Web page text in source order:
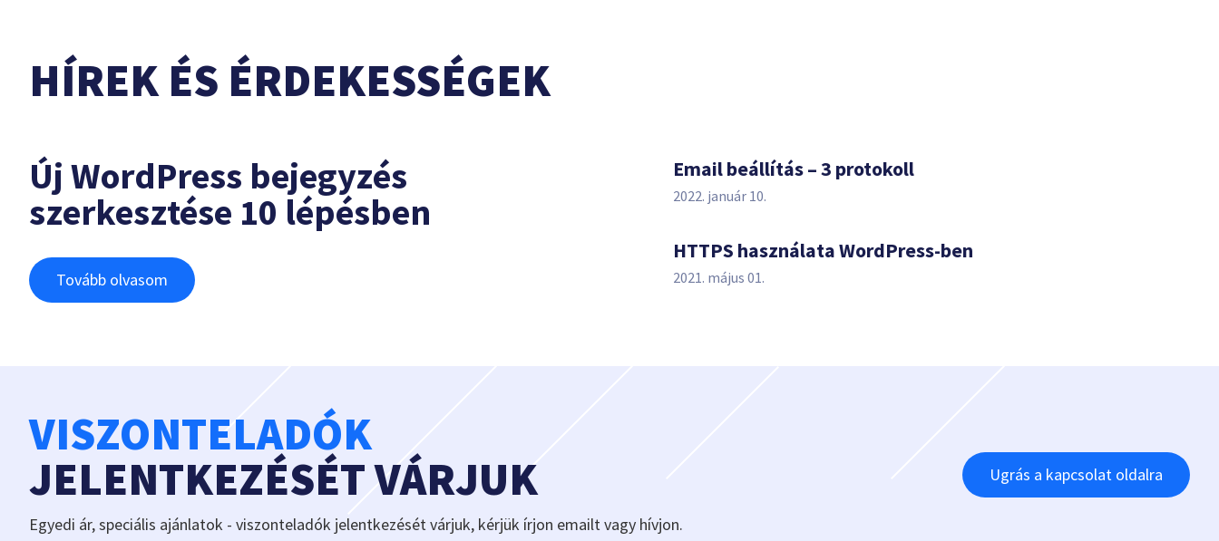
HÍREK ÉS ÉRDEKESSÉGEK
Új WordPress bejegyzés
szerkesztése 10 lépésben
Tovább olvasom
Email beállítás – 3 protokoll
2022. január 10.
HTTPS használata WordPress-ben
2021. május 01.
VISZONTELADÓK
JELENTKEZÉSÉT VÁRJUK
Egyedi ár, speciális ajánlatok - viszonteladók jelentkezését várjuk, kérjük írjon emailt vagy hívjon.
Ugrás a kapcsolat oldalra